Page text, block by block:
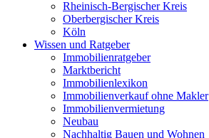
Rheinisch-Bergischer Kreis
Oberbergischer Kreis
Köln
Wissen und Ratgeber
Immobilienratgeber
Marktbericht
Immobilienlexikon
Immobilienverkauf ohne Makler
Immobilienvermietung
Neubau
Nachhaltig Bauen und Wohnen